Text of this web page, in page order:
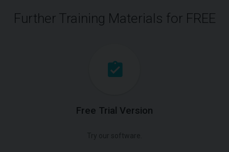
Further Training Materials for FREE
Free Trial Version